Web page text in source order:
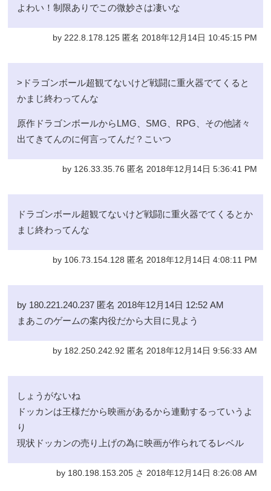
よわい！制限ありでこの微妙さは凄いな
by 222.8.178.125 匿名 2018年12月14日 10:45:15 PM
>ドラゴンボール超観てないけど戦闘に重火器でてくると
かまじ終わってんな
原作ドラゴンボールからLMG、SMG、RPG、その他諸々
出てきてんのに何言ってんだ？こいつ
by 126.33.35.76 匿名 2018年12月14日 5:36:41 PM
ドラゴンボール超観てないけど戦闘に重火器でてくるとか
まじ終わってんな
by 106.73.154.128 匿名 2018年12月14日 4:08:11 PM
by 180.221.240.237 匿名 2018年12月14日 12:52 AM
まあこのゲームの案内役だから大目に見よう
by 182.250.242.92 匿名 2018年12月14日 9:56:33 AM
しょうがないね
ドッカンは王様だから映画があるから連動するっていうよ
り
現状ドッカンの売り上げの為に映画が作られてるレベル
by 180.198.153.205 さ 2018年12月14日 8:26:08 AM